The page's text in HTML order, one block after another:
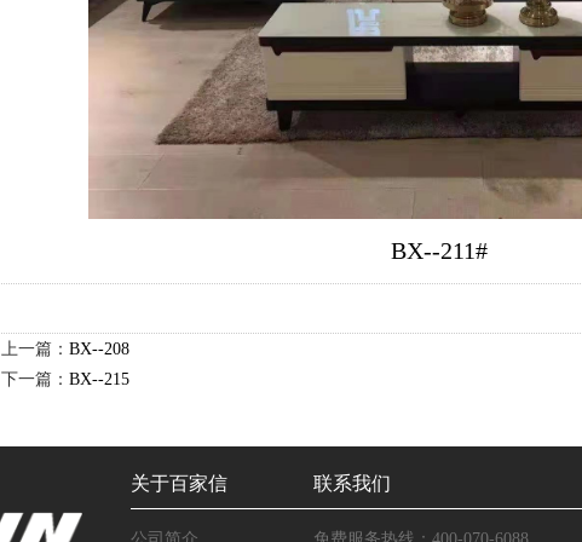
BX--211#
上一篇： BX--208
下一篇： BX--215
关于百家信 联系我们